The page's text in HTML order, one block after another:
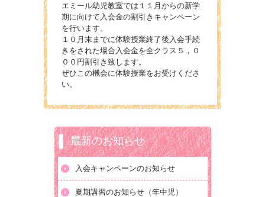
エミール幼児教室では１１月からの新学
期に向けて入会金の割引きキャンペーン
を行います。
１０月末までに体験授業終了後入会手続
きをされた場合入会金を全クラス５，０
００円割引き致します。
ぜひこの機会に体験授業をお受けくださ
い。
最新のお知らせ
入会キャンペーンのお知らせ
夏期講習のお知らせ（年中児）